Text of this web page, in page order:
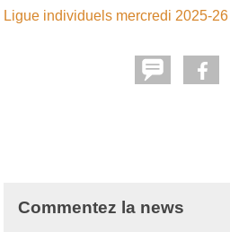
Ligue individuels mercredi 2025-
Commentez la news